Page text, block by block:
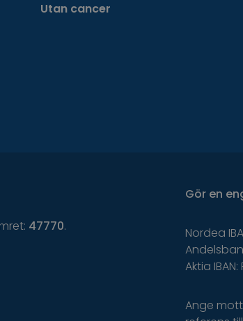
Utan cancer
47770.
Gör en
Nordea
Aktia IBAN:
Ange